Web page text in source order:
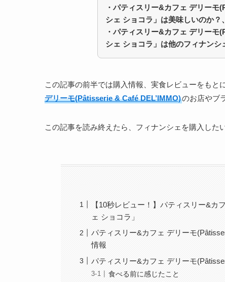
・ パティスリー&カフェ デリーモ
シェ ショコラ」 は美味しいのか？
・ パティスリー&カフェ デリーモ
シェ ショコラ」 は他のフィナンシ
この記事の前半では購入情報、実食レビューをも
デリーモ(Pâtisserie & Café DEL’IMMO)のお店やブ
この記事を読み終えたら、フィナンシェを購入した
【10秒レビュー！】パティスリー&カ
ェ ショコラ」
パティスリー&カフェ デリーモ
情報
パティスリー&カフェ デリーモ
食べる前に感じたこと